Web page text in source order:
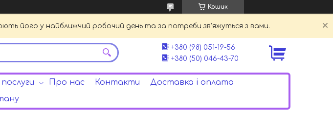
Кошик
його у найближчий робочий день та за потреби зв’яжуться з вами.
+380 (98) 051-19-56
+380 (50) 046-43-70
Про нас Контакти
Доставка і оплата